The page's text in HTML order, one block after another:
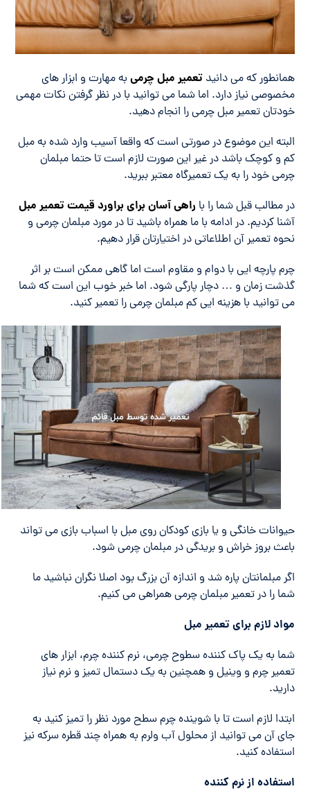
همانطور که می دانیدتعمیر مبل چرمی به مهارت و ابزار های
مخصوصی نیاز دارد. اما شما می توانید با در نظر گرفتن نکات مهمی
خودتان تعمیر مبل چرمی را انجام دهید.
البته این موضوع در صورتی است که واقعا آسیب وارد شده به مبل
کم و کوچک باشد در غیر این صورت لازم است تا حتما مبلمان
چرمی خود را به یک تعمیرگاه معتبر ببرید.
در مطالب قبل شما را با راهی آسان برای براورد قیمت تعمیر مبل
آشنا کردیم. در ادامه با ما همراه باشید تا در مورد مبلمان چرمی و
نحوه تعمیر آن اطلاعاتی در اختیارتان قرار دهیم.
چرم پارچه ایی با دوام و مقاوم است اما گاهی ممکن است بر اثر
گذشت زمان و … دچار پارگی شود. اما خبر خوب این است که شما
می توانید با هزینه ایی کم مبلمان چرمی را تعمیر کنید.
حیوانات خانگی و یا بازی کودکان روی مبل با اسباب بازی می تواند
باعث بروز خراش و بریدگی در مبلمان چرمی شود.
اگر مبلمانتان پاره شد و اندازه آن بزرگ بود اصلا نگران نباشید ما
شما را در تعمیر مبلمان چرمی همراهی می کنیم.
مواد لازم برای تعمیر مبل
شما به یک پاک کننده سطوح چرمی، نرم کننده چرم، ابزار های
تعمیر چرم و وینیل و همچنین به یک دستمال تمیز و نرم نیاز
دارید.
ابتدا لازم است تا با شوینده چرم سطح مورد نظر را تمیز کنید به
جای آن می توانید از محلول آب ولرم به همراه چند قطره سرکه نیز
استفاده کنید.
استفاده از نرم کننده